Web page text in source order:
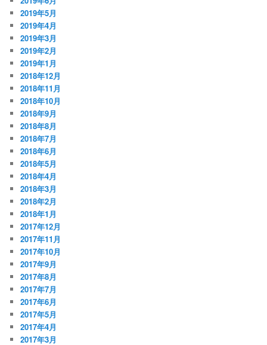
2019年5月
2019年4月
2019年3月
2019年2月
2019年1月
2018年12月
2018年11月
2018年10月
2018年9月
2018年8月
2018年7月
2018年6月
2018年5月
2018年4月
2018年3月
2018年2月
2018年1月
2017年12月
2017年11月
2017年10月
2017年9月
2017年8月
2017年7月
2017年6月
2017年5月
2017年4月
2017年3月